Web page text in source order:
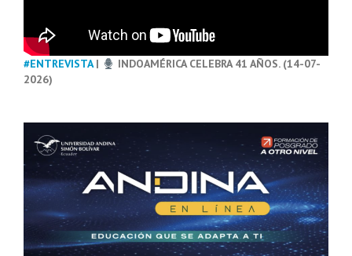
#ENTREVISTA|
INDOAMÉRICA CELEBRA 41 AÑOS. (14-07-
2026)